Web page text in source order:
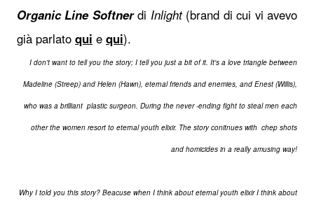
Organic Line Softnerdi Inlight (brand di cui vi avevo
già parlato qui e qui).
I don't want to tell you the story; I tell you just a bit of it. It's a love triangle between
Madeline (Streep) and Helen (Hawn), eternal friends and enemies, and Enest (Willis),
who was a brilliant plastic surgeon. During the never -ending fight to steal men each
other the women resort to eternal youth elixir. The story conitnues with chep shots
and homicides in a really amusing way!
Why I told you this story? Beacuse when I think about eternal youth elixir I think about